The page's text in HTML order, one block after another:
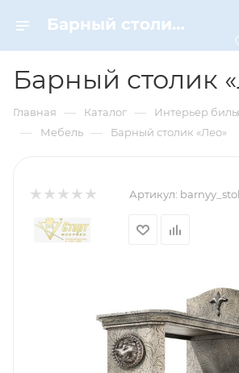
Барный столик «Лео» – купить по цене 136590 руб. в интернет-магазине Dynamic-Sport
Барный столик
Главная — Каталог — Интерьер
— Мебель — Барный столик «Лео»
Артикул: